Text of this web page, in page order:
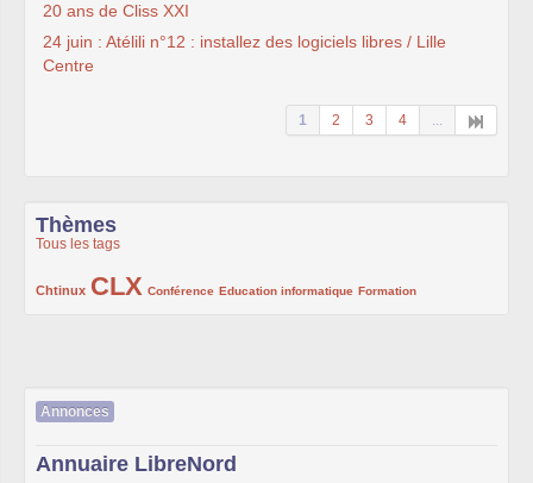
20 ans de Cliss XXI
24 juin : Atélili n°12 : installez des logiciels libres / Lille
Centre
1 2 3 4 ...
Thèmes
Tous les tags
Chtinux
222/1002CLX
1002/1002 Conférence
132/1002 Education informatique
119/1002 Formation
168/1002
Annonces
Annuaire LibreNord